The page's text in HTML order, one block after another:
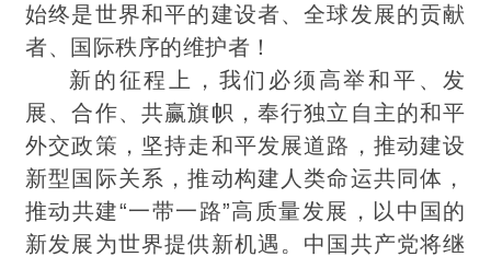
始终是世界和平的建设者、全球发展的贡献
者、国际秩序的维护者！
新的征程上，我们必须高举和平、发
展、合作、共赢旗帜，奉行独立自主的和平
外交政策，坚持走和平发展道路，推动建设
新型国际关系，推动构建人类命运共同体，
推动共建“一带一路”高质量发展，以中国的
新发展为世界提供新机遇。中国共产党将继